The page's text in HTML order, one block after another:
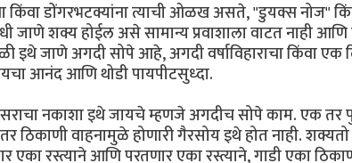
किंवा डोंगरभटक्यांना त्याची ओळख असते, "डुयक्स नोज"
जाणे शक्य होईल असे सामान्य प्रवाशाला वाटत नाही
जाणे अगदी सोपे आहे, अगदी वर्षाविहाराचा किंवा एक
आनंद आणि थोडी पायपीटसुध्दा.
नकाशा इथे जायचे म्हणजे अगदीच सोपे काम. एक तर
ठिकाणी वाहनामुळे होणारी गैरसोय इथे होत नाही.
रस्त्याने आणि परतणार एका रस्त्याने, गाडी एका